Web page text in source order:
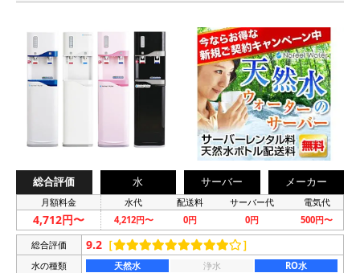
総合評価 水 サーバー メーカー
月額料金 水代 配送料 サーバー代 電気代
4,712円〜 4,212円〜 0円 0円 500円〜
総合評価 9.2 ［ ］
水の種類 天然水 浄水
RO水